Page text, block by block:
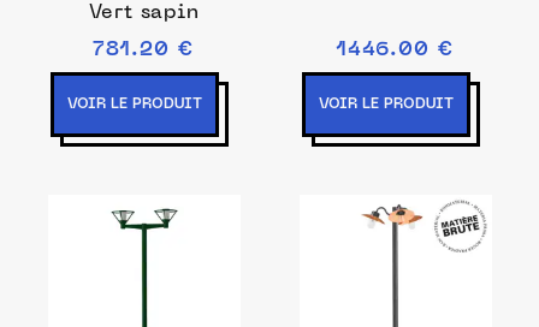
Vert sapin
781.20 €
VOIR LE PRODUIT
1446.00 €
VOIR LE PRODUIT